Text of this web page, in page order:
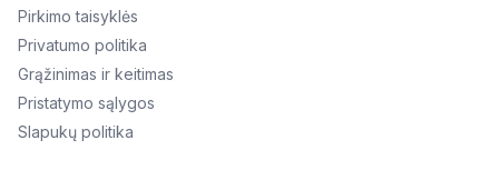
Pirkimo taisyklės
Privatumo politika
Grąžinimas ir keitimas
Pristatymo sąlygos
Slapukų politika